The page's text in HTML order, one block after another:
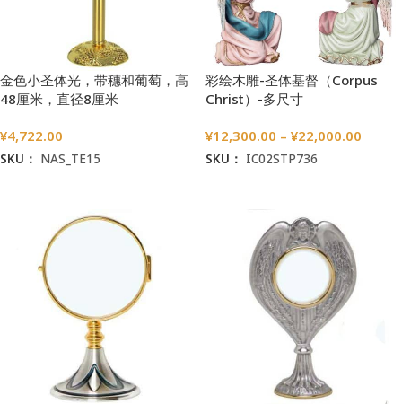
金色小圣体光，带穗和葡萄，高
48厘米，直径8厘米
¥4,722.00
SKU： NAS_TE15
彩绘木雕-圣体基督（Corpus
Christ）-多尺寸
¥12,300.00 – ¥22,000.00
SKU： IC02STP736